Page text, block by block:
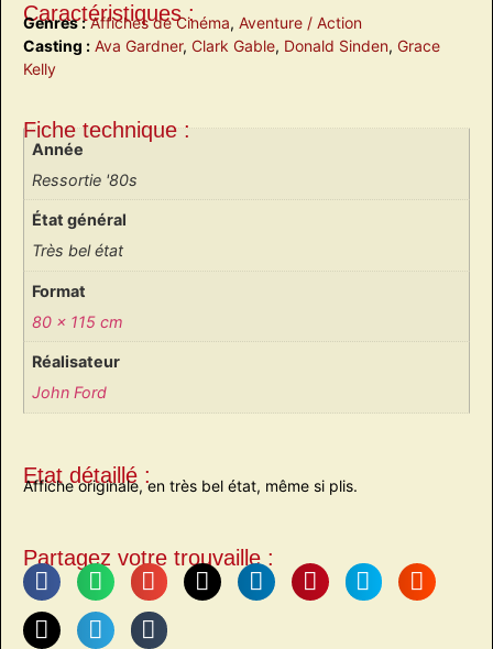
Caractéristiques :
Genres : Affiches de Cinéma, Aventure / Action
Casting : Ava Gardner, Clark Gable, Donald Sinden, Grace
Kelly
Fiche technique :
Année
Ressortie '80s
État général
Très bel état
Format
80 x 115 cm
Réalisateur
John Ford
Etat détaillé :
Affiche originale, en très bel état, même si plis.
Partagez votre trouvaille :